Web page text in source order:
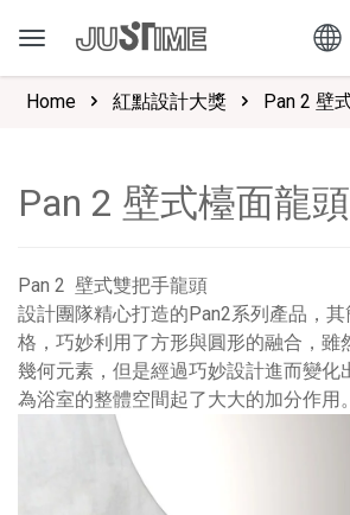
Home 紅點設計大獎 Pan 2 壁
Pan 2 壁式檯面龍頭
Pan 2 壁式雙把手龍頭
設計團隊精心打造的Pan2系列產品，
格，巧妙利用了方形與圓形的融合，雖
幾何元素，但是經過巧妙設計進而變化
為浴室的整體空間起了大大的加分作用。